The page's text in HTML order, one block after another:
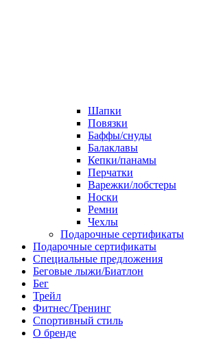
Шапки
Повязки
Баффы/снуды
Балаклавы
Кепки/панамы
Перчатки
Варежки/лобстеры
Носки
Ремни
Чехлы
Подарочные сертификаты
Подарочные сертификаты
Специальные предложения
Беговые лыжи/Биатлон
Бег
Трейл
Фитнес/Тренинг
Спортивный стиль
О бренде